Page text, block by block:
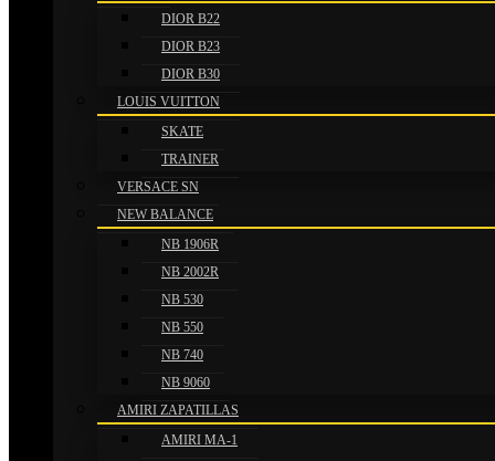
DIOR B22
DIOR B23
DIOR B30
LOUIS VUITTON
SKATE
TRAINER
VERSACE SN
NEW BALANCE
NB 1906R
NB 2002R
NB 530
NB 550
NB 740
NB 9060
AMIRI ZAPATILLAS
AMIRI MA-1